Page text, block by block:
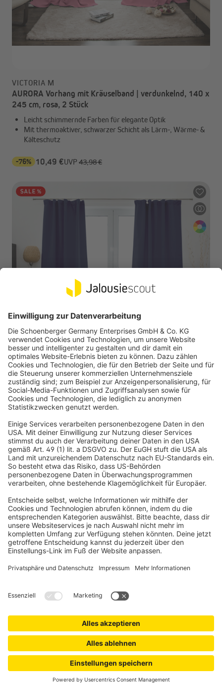
VICTORIA M
AURORA Vorhang mit Kräuselband | verdunkelnd, 140 x
245 cm, rosa, 2 Stück
Leicht schimmernde Farben für elegante Optik
Mit thermoaktiver, schwarzer Schicht als Lärm-, Wärme- &
Kälteschutz
-76% 10,49 €UVP 43,98 €
AURORA Vorhang mit Kräuselband | verdunkelnd, 140 x
245 cm, blau
Leicht schimmernde Farben für elegante Optik
Mit thermoaktiver, schwarzer Schicht als Lärm-, Wärme- &
Kälteschutz
-75% 5,49 € UVP21,99 €